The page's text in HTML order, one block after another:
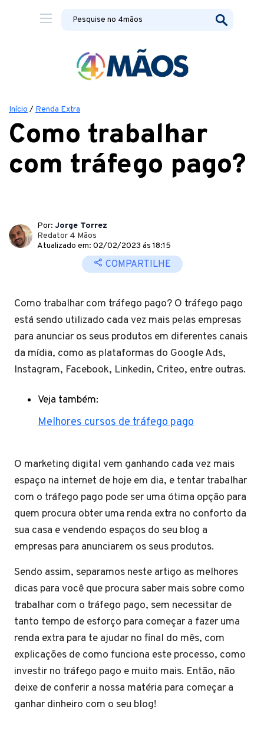
Início / Renda Extra
Como trabalhar
com tráfego pago?
Por: Jorge Torrez
Redator 4 Mãos
Atualizado em: 02/02/2023 ás 18:15
COMPARTILHE
Como trabalhar com tráfego pago? O tráfego pago
está sendo utilizado cada vez mais pelas empresas
para anunciar os seus produtos em diferentes canais
da mídia, como as plataformas do Google Ads,
Instagram, Facebook, Linkedin, Criteo, entre outras.
Veja também:
Melhores cursos de tráfego pago
O marketing digital vem ganhando cada vez mais
espaço na internet de hoje em dia, e tentar trabalhar
com o tráfego pago pode ser uma ótima opção para
quem procura obter uma renda extra no conforto da
sua casa e vendendo espaços do seu blog a
empresas para anunciarem os seus produtos.
Sendo assim, separamos neste artigo as melhores
dicas para você que procura saber mais sobre como
trabalhar com o tráfego pago, sem necessitar de
tanto tempo de esforço para começar a fazer uma
renda extra para te ajudar no final do mês, com
explicações de como funciona este processo, como
investir no tráfego pago e muito mais. Então, não
deixe de conferir a nossa matéria para começar a
ganhar dinheiro com o seu blog!